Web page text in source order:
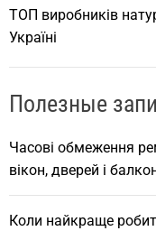
ТОП виробників
Україні
Полезные
Часові обмеження
вікон, дверей і
Коли найкраще